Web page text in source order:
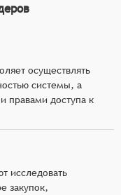
осуществлять
системы, а
правами доступа к
исследовать
закупок,